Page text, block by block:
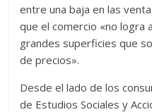
entre una baja en las
que el comercio «no logra
grandes superficies que
de precios».
Desde el lado de los
de Estudios Sociales y